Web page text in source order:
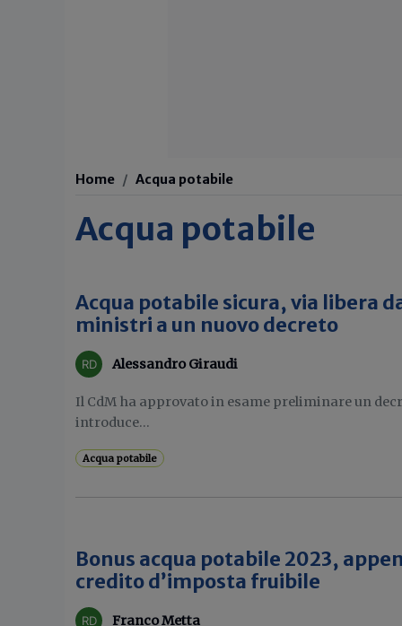
Home Acqua potabile
Acqua potabile
Acqua potabile sicura, via libera
ministri a un nuovo decreto
Alessandro Giraudi
Il CdM ha approvato in esame preliminare un
introduce...
Acqua potabile
Bonus acqua potabile 2023,
credito d’imposta fruibile
Franco Metta